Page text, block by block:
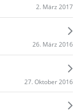
2. März 2017
26. März 2016
27. Oktober 2016